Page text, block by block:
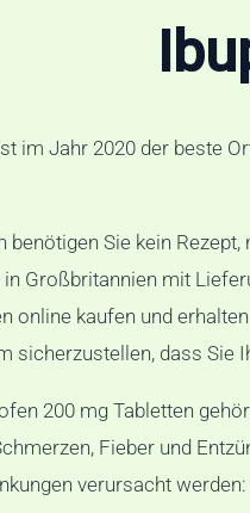
im Jahr 2020 der beste
Sie kein
Großbritannien mit
online kaufen und
sicherzustellen, dass
200 mg Tabletten
Fieber und
verursacht werden: